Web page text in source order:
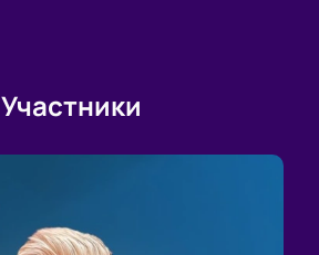
Участники